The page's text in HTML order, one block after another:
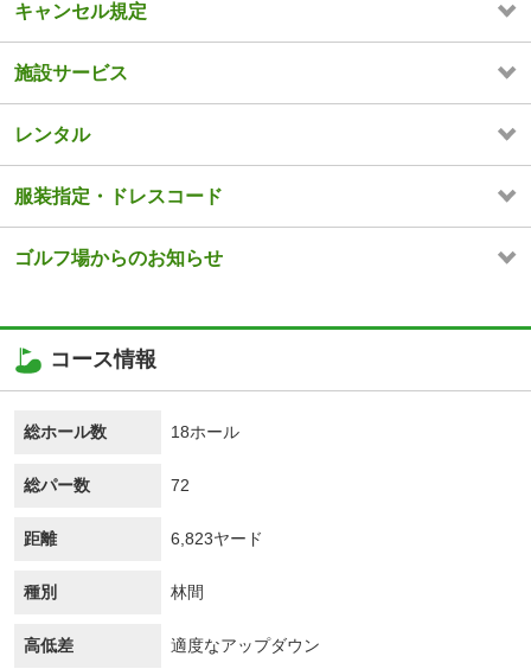
キャンセル規定
施設サービス
レンタル
服装指定・ドレスコード
ゴルフ場からのお知らせ
コース情報
総ホール数 18ホール
総パー数 72
距離 6,823ヤード
種別 林間
高低差 適度なアップダウン